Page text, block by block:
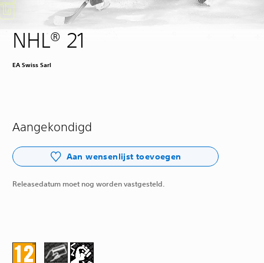
NHL® 21
EA Swiss Sarl
Aangekondigd
Aan wensenlijst toevoegen
Releasedatum moet nog worden vastgesteld.